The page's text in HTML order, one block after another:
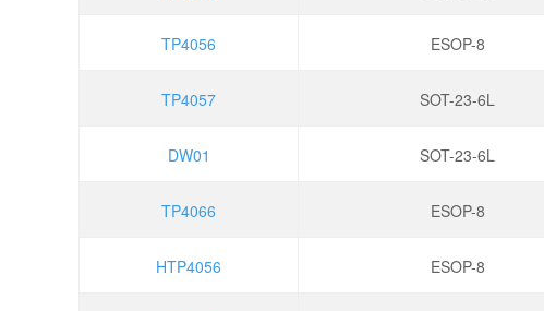
TP4056 ESOP-8
TP4057 SOT-23-6L
DW01 SOT-23-6L
TP4066 ESOP-8
HTP4056 ESOP-8